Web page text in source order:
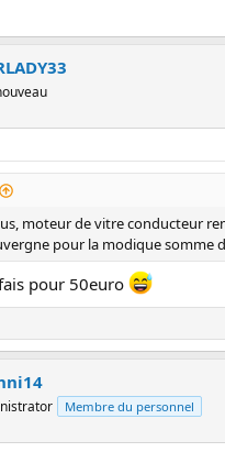
moteur de vitre conducteur
pour la modique somme
pour 50euro
Membre du personnel